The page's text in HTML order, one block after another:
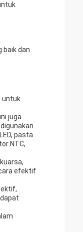
baik dan
untuk
juga
pasta
NTC,
efektif